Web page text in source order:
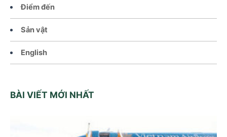
Điểm đến
Sản vật
English
BÀI VIẾT MỚI NHẤT